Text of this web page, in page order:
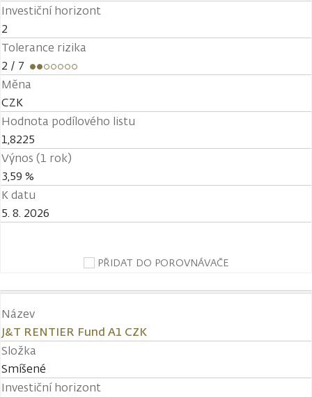
Investiční horizont
2
Tolerance rizika
2 / 7
Měna
CZK
Hodnota podílového listu
1,8225
Výnos (1 rok)
3,59 %
K datu
5. 8. 2026
PŘIDAT DO POROVNÁVAČE
Název
J&T RENTIER Fund A1 CZK
Složka
Smíšené
Investiční horizont